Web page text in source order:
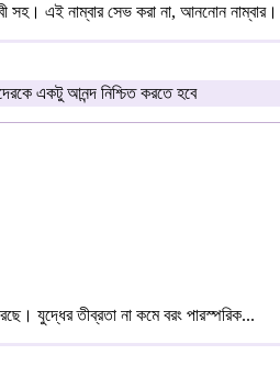
সহ। এই নাম্বার সেভ করা না, আননোন
একটু আনন্দ নিশ্চিত করতে হবে
যুদ্ধের তীব্রতা না কমে বরং পারস্পরিক...